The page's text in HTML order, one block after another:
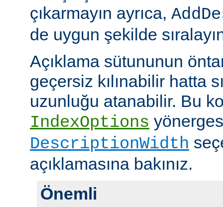
çıkarmayın ayrıca,
de uygun şekilde
Açıklama sütununun
geçersiz kılınabilir hatta
uzunluğu atanabilir. Bu
IndexOptions
DescriptionWidth
açıklamasına bakınız.
Önemli